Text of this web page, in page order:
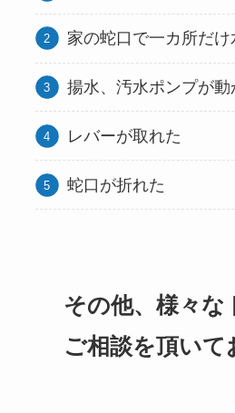
家の蛇口で一カ所だ
揚水、汚水ポンプが動
レバーが取れた
蛇口が折れた
その他、様々な
ご相談を頂いて